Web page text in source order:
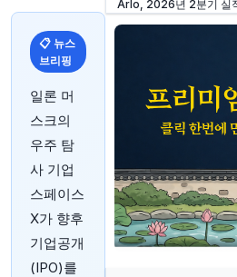
📋 뉴스
브리핑
일론 머
스크의
우주 탐
사 기업
스페이스
X가 향후
기업공개
(IPO)를
Arlo, 2026년 2분기 실
탈률 1% 미만 기록
INVESTING.COM
Arlo, 2026년 2분기 실
달성, EBITDA 급증
더 리얼리얼, 2026년 2
기록, 마진 290bp 확대
INVESTING.COM
Cloudflare 2026년 2분